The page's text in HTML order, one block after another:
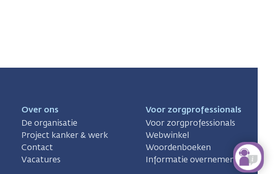
Over ons
De organisatie
Project kanker & werk
Contact
Vacatures
Voor zorgprofessionals
Voor zorgprofessionals
Webwinkel
Woordenboeken
Informatie overnemen